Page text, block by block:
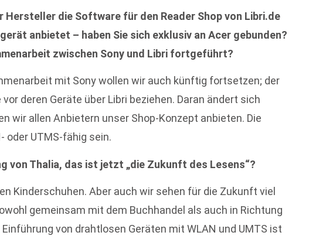
die Software für den Reader Shop von Libri.de
anbietet – haben Sie sich exklusiv an Acer gebunden?
zwischen Sony und Libri fortgeführt?
mit Sony wollen wir auch künftig fortsetzen; der
deren Geräte über Libri beziehen. Daran ändert sich
wir allen Anbietern unser Shop-Konzept anbieten. Die
oder UTMS-fähig sein.
von Thalia, das ist jetzt „die Zukunft des Lesens“?
Kinderschuhen. Aber auch wir sehen für die Zukunft viel
gemeinsam mit dem Buchhandel als auch in Richtung
von drahtlosen Geräten mit WLAN und UMTS ist